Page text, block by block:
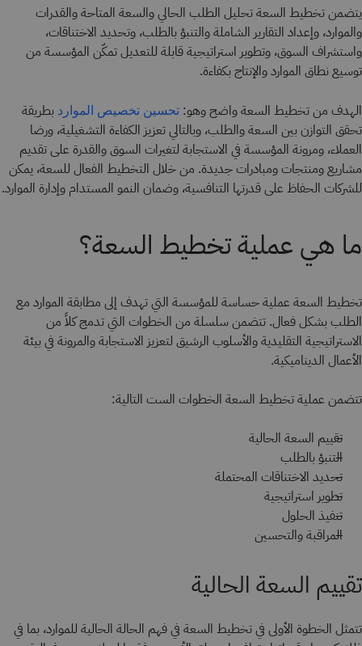
يتضمن تخطيط السعة تحليل الطلب الحالي والسعة المتاحة والقدرات
والموارد، وإعداد التقارير الشاملة والتنبؤ بالطلب، وتحديد الاختناقات،
واستشراف السوق، وتطوير استراتيجية قابلة للتعديل تمكّن المؤسسة من
توسيع نطاق الموارد والإنتاج بكفاءة.
الهدف من تخطيط السعة واضح وهو: تحسين تخصيص الموارد بطريقة
تحقق التوازن بين السعة والطلب، وبالتالي تعزيز الكفاءة التشغيلية، ورضا
العملاء، ومرونة المؤسسة في الاستجابة لتغيرات السوق والقدرة على تقديم
مشاريع ومنتجات ومبادرات جديدة. من خلال التخطيط الفعال للسعة، يمكن
للشركات الحفاظ على قدرتها التنافسية، وضمان النمو المستدام وإدارة الموارد.
ما هي عملية تخطيط السعة؟
تخطيط السعة عملية حساسة للمؤسسة التي تهدف إلى مطابقة الموارد مع
الطلب بشكل فعال. تتضمن سلسلة من الخطوات التي تدمج كلاً من
الاستراتيجية التقليدية والأسلوب الرشيق لتعزيز الاستجابة والمرونة في بيئة
الأعمال الديناميكية.
تتضمن عملية تخطيط السعة الخطوات الست التالية:
تقييم السعة الحالية
التنبؤ بالطلب
تحديد الاختناقات المحتملة
تطوير استراتيجية
تنفيذ الحلول
المراقبة والتحسين
تقييم السعة الحالية
تتمثل الخطوة الأولى في تخطيط السعة في فهم الحالة الحالية للموارد، بما في